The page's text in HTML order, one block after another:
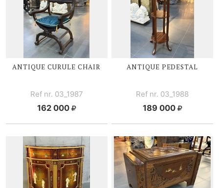
ANTIQUE CURULE CHAIR
Ref nr. 03_1987
162 000
ANTIQUE PEDESTAL
Ref nr. 03_1988
189 000